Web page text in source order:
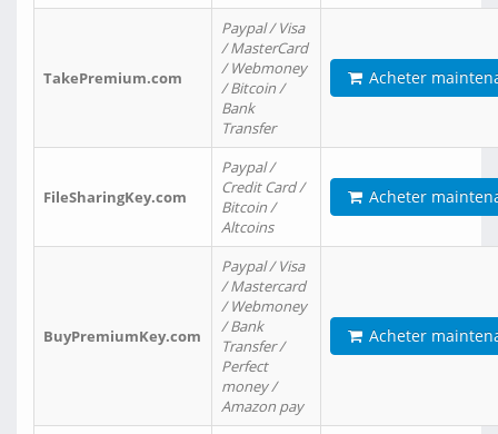
TakePremium.com
Paypal / Visa
/ MasterCard
/ Webmoney
/ Bitcoin /
Bank
Transfer
Acheter
FileSharingKey.com
Paypal /
Credit Card /
Bitcoin /
Altcoins
Acheter
BuyPremiumKey.com
Paypal / Visa
/ Mastercard
/ Webmoney
/ Bank
Transfer /
Perfect
money /
Amazon pay
Acheter